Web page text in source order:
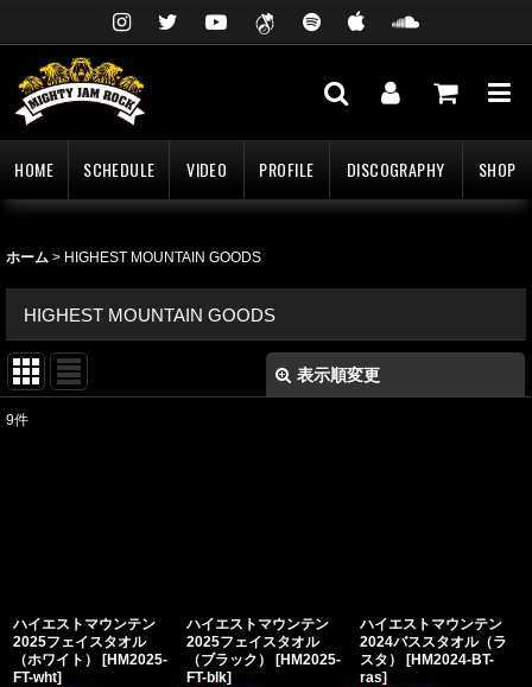
HOME SCHEDULE VIDEO PROFILE DISCOGRAPHY SHOP
ホーム > HIGHEST MOUNTAIN GOODS
HIGHEST MOUNTAIN GOODS
表示順変更
9件
ハイエストマウンテン
2025フェイスタオル
（ホワイト）
[HM2025-
FT-wht]
ハイエストマウンテン
2025フェイスタオル
（ブラック）
[HM2025-
FT-blk]
ハイエストマウンテン
2024バススタオル（ラ
スタ）
[HM2024-BT-
ras]